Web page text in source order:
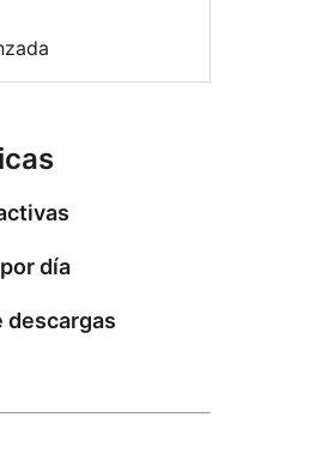
día
descargas